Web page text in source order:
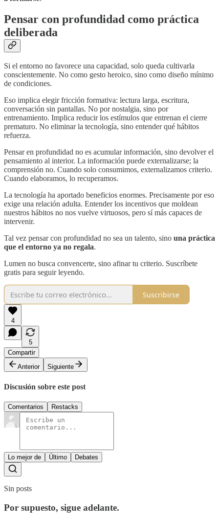
Pensar con profundidad como práctica
deliberada
Si el entorno no favorece una capacidad, solo queda cultivarla
conscientemente. No como gesto heroico, sino como diseño mínimo
de condiciones.
Eso implica elegir fricción formativa: lectura larga, escritura,
conversación sin pantallas. No por nostalgia, sino por
entrenamiento. Implica reducir los estímulos que entrenan el cierre
prematuro. No eliminar la tecnología, sino entender qué hábitos
refuerza.
Pensar en profundidad no es acumular información, sino devolver el
pensamiento al interior. La información puede externalizarse; la
comprensión no. Cuando solo consumimos, externalizamos criterio.
Cuando elaboramos, lo recuperamos.
La tecnología ha aportado beneficios enormes. Precisamente por eso
exige una relación adulta. Entender los incentivos que moldean
nuestros hábitos no nos vuelve virtuosos, pero sí más capaces de
intervenir.
Tal vez pensar con profundidad no sea un talento, sino una práctica
que el entorno ya no regala.
Lumen no busca convencerte, sino afinar tu criterio. Suscríbete
gratis para seguir leyendo.
Suscribirse
4
5
Compartir
Anterior
Siguiente
Discusión sobre este post
Comentarios Restacks
Lo mejor de Último Debates
Sin posts
Por supuesto, sigue adelante.